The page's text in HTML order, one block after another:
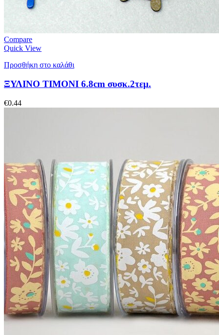
Compare
Quick View
Προσθήκη στο καλάθι
ΞΥΛΙΝΟ ΤΙΜΟΝΙ 6.8cm συσκ.2τεμ.
€0.44